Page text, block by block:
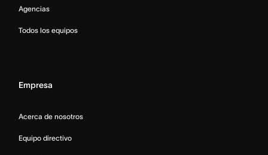
Agencias
Todos los equipos
Empresa
Acerca de nosotros
Equipo directivo